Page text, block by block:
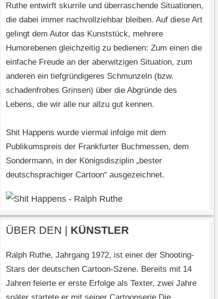
Ruthe entwirft skurrile und überraschende Situationen,
die dabei immer nachvollziehbar bleiben. Auf diese Art
gelingt dem Autor das Kunststück, mehrere
Humorebenen gleichzeitig zu bedienen: Zum einen die
einfache Freude an der aberwitzigen Situation, zum
anderen ein tiefgründigeres Schmunzeln (bzw.
schadenfrohes Grinsen) über die Abgründe des
Lebens, die wir alle nur allzu gut kennen.
Shit Happens wurde viermal infolge mit dem
Publikumspreis der Frankfurter Buchmessen, dem
Sondermann, in der Königsdisziplin „bester
deutschsprachiger Cartoon“ ausgezeichnet.
ÜBER DEN | KÜNSTLER
Ralph Ruthe, Jahrgang 1972, ist einer der Shooting-
Stars der deutschen Cartoon-Szene. Bereits mit 14
Jahren feierte er erste Erfolge als Texter, zwei Jahre